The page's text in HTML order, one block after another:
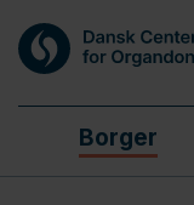
Borger